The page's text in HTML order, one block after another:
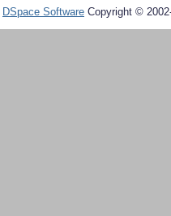
DSpace Software Copyright ©